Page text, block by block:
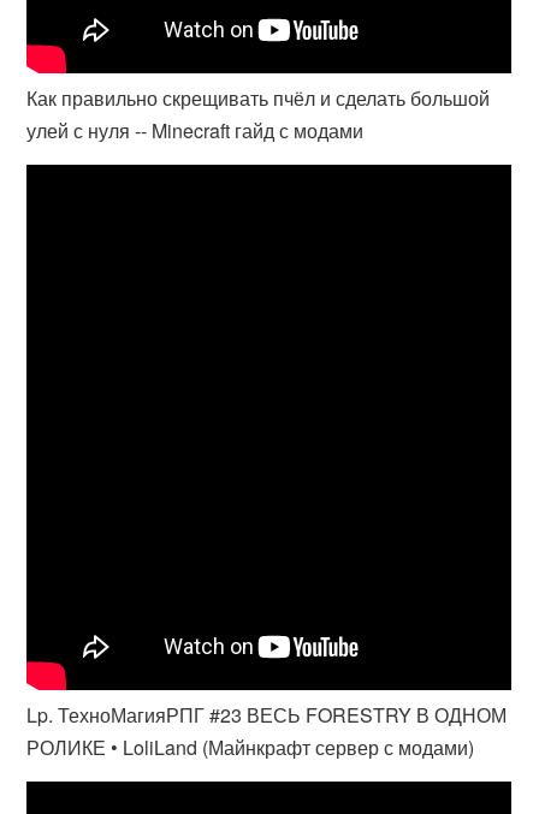
Как правильно скрещивать пчёл и сделать большой
улей с нуля -- Minecraft гайд с модами
Lp. ТехноМагияРПГ #23 ВЕСЬ FORESTRY В ОДНОМ
РОЛИКЕ • LoliLand (Майнкрафт сервер с модами)